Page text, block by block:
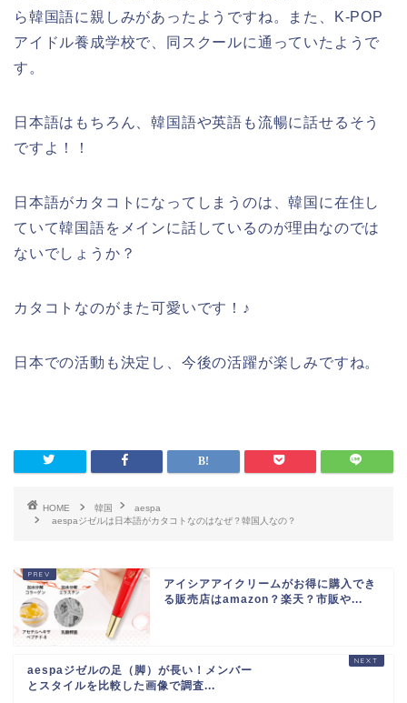
ら韓国語に親しみがあったようですね。また、K-POP
アイドル養成学校で、同スクールに通っていたようで
す。
日本語はもちろん、韓国語や英語も流暢に話せるそう
ですよ！！
日本語がカタコトになってしまうのは、韓国に在住し
ていて韓国語をメインに話しているのが理由なのでは
ないでしょうか？
カタコトなのがまた可愛いです！♪
日本での活動も決定し、今後の活躍が楽しみですね。
HOME 韓国
aespa
aespaジゼルは日本語がカタコトなのはなぜ？韓国人なの？
アイシアアイクリームがお得に購入でき
る販売店はamazon？楽天？市販や...
aespaジゼルの足（脚）が長い！メンバ
ーとスタイルを比較した画像で調査...